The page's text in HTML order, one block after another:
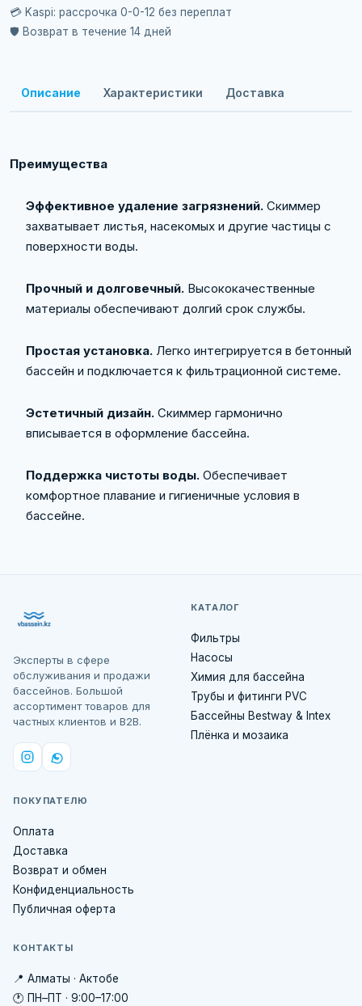
💳 Kaspi: рассрочка 0-0-12 без переплат
🛡️ Возврат в течение 14 дней
Описание Характеристики Доставка
Преимущества
Эффективное удаление загрязнений. Скиммер
захватывает листья, насекомых и другие частицы с
поверхности воды.
Прочный и долговечный. Высококачественные
материалы обеспечивают долгий срок службы.
Простая установка. Легко интегрируется в бетонный
бассейн и подключается к фильтрационной системе.
Эстетичный дизайн. Скиммер гармонично
вписывается в оформление бассейна.
Поддержка чистоты воды. Обеспечивает
комфортное плавание и гигиеничные условия в
бассейне.
Эксперты в сфере
обслуживания и продажи
бассейнов. Большой
ассортимент товаров для
частных клиентов и B2B.
КАТАЛОГ
Фильтры
Насосы
Химия для бассейна
Трубы и фитинги PVC
Бассейны Bestway & Intex
Плёнка и мозаика
ПОКУПАТЕЛЮ
Оплата
Доставка
Возврат и обмен
Конфиденциальность
Публичная оферта
КОНТАКТЫ
📍 Алматы · Актобе
🕐 ПН–ПТ · 9:00–17:00